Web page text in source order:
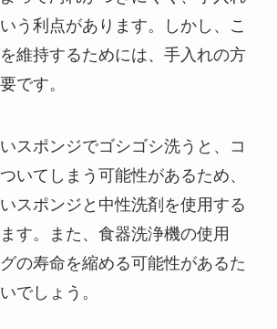
う利点があります。しかし、こ
維持するためには、手入れの方
です。
スポンジでゴシゴシ洗うと、コ
いてしまう可能性があるため、
スポンジと中性洗剤を使用する
す。また、食器洗浄機の使用
の寿命を縮める可能性があるた
でしょう。